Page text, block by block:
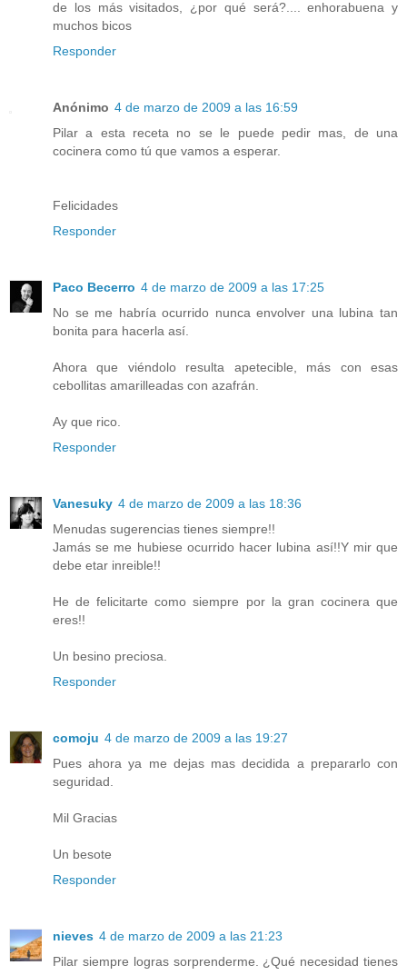
de los más visitados, ¿por qué será?.... enhorabuena y
muchos bicos
Responder
Anónimo 4 de marzo de 2009 a las 16:59
Pilar a esta receta no se le puede pedir mas, de una
cocinera como tú que vamos a esperar.
Felicidades
Responder
Paco Becerro 4 de marzo de 2009 a las 17:25
No se me habría ocurrido nunca envolver una lubina tan
bonita para hacerla así.
Ahora que viéndolo resulta apetecible, más con esas
cebollitas amarilleadas con azafrán.
Ay que rico.
Responder
Vanesuky 4 de marzo de 2009 a las 18:36
Menudas sugerencias tienes siempre!!
Jamás se me hubiese ocurrido hacer lubina así!!Y mir que
debe etar inreible!!
He de felicitarte como siempre por la gran cocinera que
eres!!
Un besino preciosa.
Responder
comoju 4 de marzo de 2009 a las 19:27
Pues ahora ya me dejas mas decidida a prepararlo con
seguridad.
Mil Gracias
Un besote
Responder
nieves 4 de marzo de 2009 a las 21:23
Pilar siempre logras sorprenderme. ¿Qué necesidad tienes